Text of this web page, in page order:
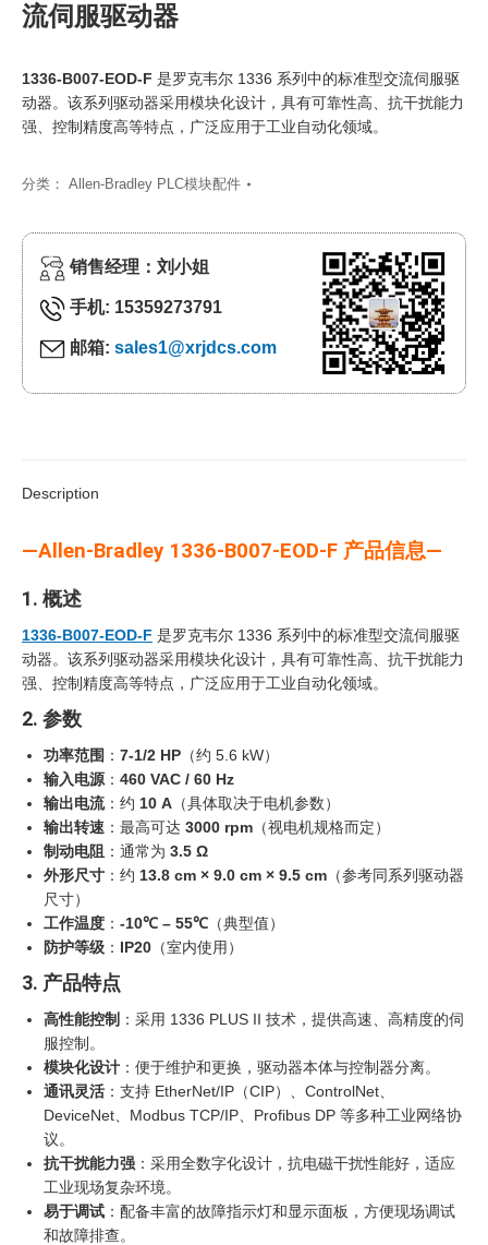
流伺服驱动器
1336-B007-EOD-F 是罗克韦尔 1336 系列中的标准型交流伺服驱
动器。该系列驱动器采用模块化设计，具有可靠性高、抗干扰能力
强、控制精度高等特点，广泛应用于工业自动化领域。
分类： Allen-Bradley PLC模块配件
销售经理：刘小姐
手机: 15359273791
邮箱: sales1@xrjdcs.com
Description
—Allen-Bradley 1336-B007-EOD-F 产品信息—
1. 概述
1336-B007-EOD-F 是罗克韦尔 1336 系列中的标准型交流伺服驱
动器。该系列驱动器采用模块化设计，具有可靠性高、抗干扰能力
强、控制精度高等特点，广泛应用于工业自动化领域。
2. 参数
功率范围 ： 7-1/2 HP （约 5.6 kW）
输入电源 ： 460 VAC / 60 Hz
输出电流：约 10 A （具体取决于电机参数）
输出转速 ：最高可达 3000 rpm （视电机规格而定）
制动电阻 ：通常为 3.5 Ω
外形尺寸 ：约 13.8 cm × 9.0 cm × 9.5 cm （参考同系列驱动器
尺寸）
工作温度 ： -10℃ – 55℃ （典型值）
防护等级 ： IP20 （室内使用）
3. 产品特点
高性能控制 ：采用 1336 PLUS II 技术，提供高速、高精度的伺
服控制。
模块化设计 ：便于维护和更换，驱动器本体与控制器分离。
通讯灵活 ：支持 EtherNet/IP（CIP）、ControlNet、
DeviceNet、Modbus TCP/IP、Profibus DP 等多种工业网络协
议。
抗干扰能力强 ：采用全数字化设计，抗电磁干扰性能好，适应
工业现场复杂环境。
易于调试 ：配备丰富的故障指示灯和显示面板，方便现场调试
和故障排查。